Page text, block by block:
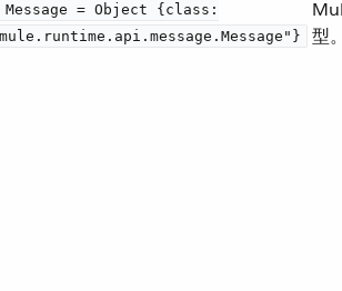
= Object {class:
型